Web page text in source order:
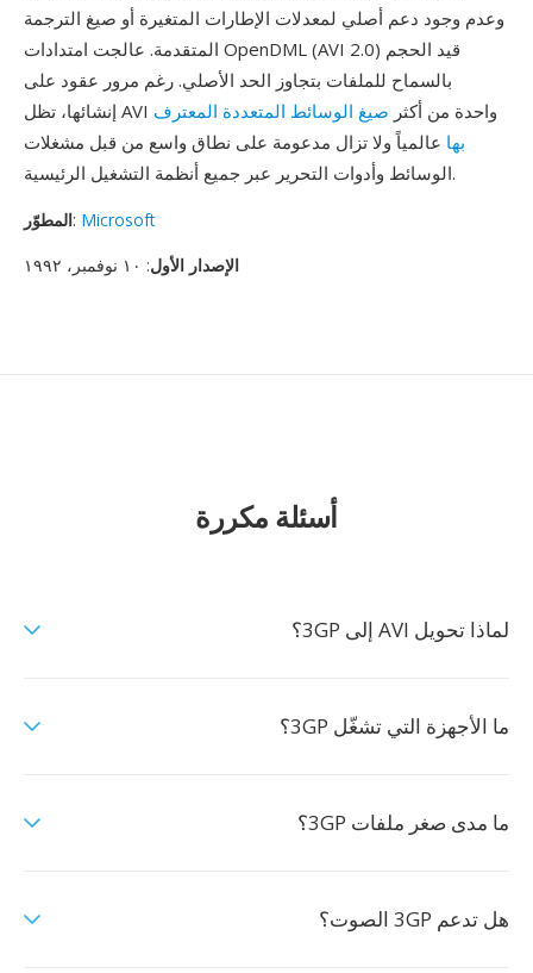
وعدم وجود دعم أصلي لمعدلات الإطارات المتغيرة أو صيغ الترجمة
المتقدمة. عالجت امتدادات OpenDML (AVI 2.0) قيد الحجم
بالسماح للملفات بتجاوز الحد الأصلي. رغم مرور عقود على
إنشائها، تظل AVI واحدة من أكثر صيغ الوسائط المتعددة المعترف
بها عالمياً ولا تزال مدعومة على نطاق واسع من قبل مشغلات
الوسائط وأدوات التحرير عبر جميع أنظمة التشغيل الرئيسية.
المطوّر: Microsoft
الإصدار الأول: ١٠ نوفمبر، ١٩٩٢
أسئلة مكررة
لماذا تحويل AVI إلى 3GP؟
ما الأجهزة التي تشغّل 3GP؟
ما مدى صغر ملفات 3GP؟
هل تدعم 3GP الصوت؟